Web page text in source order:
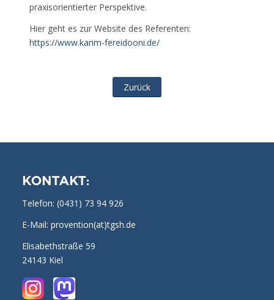
praxisorientierter Perspektive.
Hier geht es zur Website des Referenten:
https://www.karim-fereidooni.de/
Zurück
KONTAKT:
Telefon: (0431) 73 94 926
E-Mail: provention(at)tgsh.de
Elisabethstraße 59
24143 Kiel